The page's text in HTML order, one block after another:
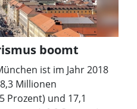
boomt
ist im Jahr 2018
Millionen
Prozent) und 17,1